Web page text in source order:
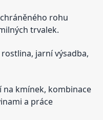
rohu
trvalek.
jarní výsadba,
na kmínek, kombinace
a práce